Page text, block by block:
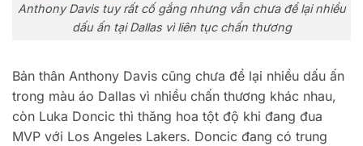
Anthony Davis tuy rất cố gắng nhưng vẫn chưa để lại nhiều
dấu ấn tại Dallas vì liên tục chấn thương
Bản thân Anthony Davis cũng chưa để lại nhiều dấu ấn
trong màu áo Dallas vì nhiều chấn thương khác nhau,
còn Luka Doncic thì thăng hoa tột độ khi đang đua
MVP với Los Angeles Lakers. Doncic đang có trung